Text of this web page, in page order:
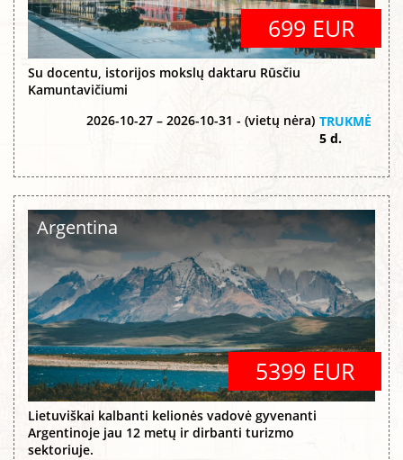
699 EUR
Su docentu, istorijos mokslų daktaru Rūsčiu
Kamuntavičiumi
2026-10-27 – 2026-10-31 - (vietų nėra) TRUKMĖ
5 d.
Argentina
5399 EUR
Lietuviškai kalbanti kelionės vadovė gyvenanti
Argentinoje jau 12 metų ir dirbanti turizmo
sektoriuje.